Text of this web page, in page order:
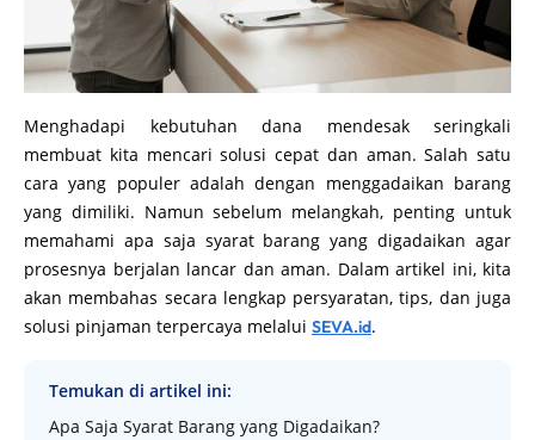
Menghadapi kebutuhan dana mendesak seringkali
membuat kita mencari solusi cepat dan aman. Salah satu
cara yang populer adalah dengan menggadaikan barang
yang dimiliki. Namun sebelum melangkah, penting untuk
memahami apa saja syarat barang yang digadaikan agar
prosesnya berjalan lancar dan aman. Dalam artikel ini, kita
akan membahas secara lengkap persyaratan, tips, dan juga
solusi pinjaman terpercaya melalui SEVA.id.
Temukan di artikel ini:
Apa Saja Syarat Barang yang Digadaikan?